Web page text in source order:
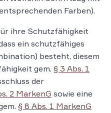
Farben).
ihre Schutzfähigkeit
ein schutzfähiges
besteht, diesem
gem. § 3 Abs. 1
der
2 MarkenG sowie eine
§ 8 Abs. 1 MarkenG